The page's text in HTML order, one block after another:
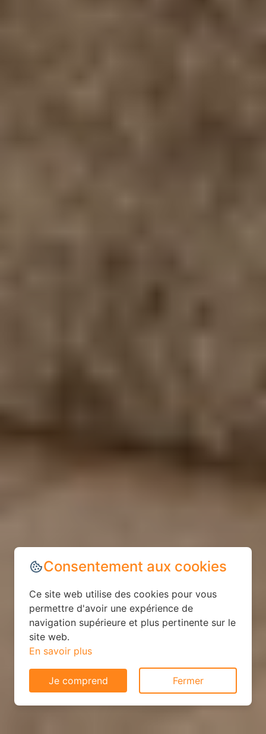
Consentement aux cookies
Ce site web utilise des cookies pour vous
permettre d'avoir une expérience de
navigation supérieure et plus pertinente sur le
site web.
En savoir plus
Je comprend Fermer